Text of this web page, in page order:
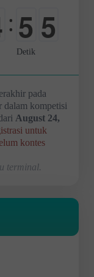
: 5
0
4
Detik
pada
dalam kompetisi
August 24,
untuk
kontes
terminal.